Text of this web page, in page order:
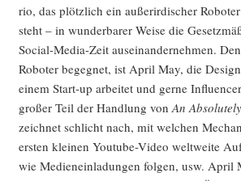
rio, das plötz­lich ein außer­ir­di­scher
steht – in wun­der­ba­rer Wei­se die
Social-Media-Zeit aus­ein­an­der­neh­men.
Robo­ter begeg­net, ist April May, die
einem Start-up arbei­tet und ger­ne
gro­ßer Teil der Hand­lung von An
zeich­net schlicht nach, mit wel­chen
ers­ten klei­nen You­tube-Video welt­wei­te
wie Medi­en­ein­la­dun­gen fol­gen, usw. April